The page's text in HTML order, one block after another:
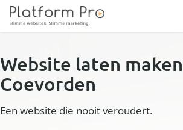
Website laten maken
Coevorden
Een website die nooit veroudert.